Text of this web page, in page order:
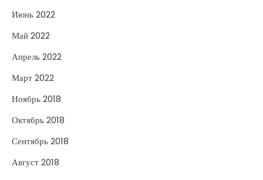
Июнь 2022
Май 2022
Апрель 2022
Март 2022
Ноябрь 2018
Октябрь 2018
Сентябрь 2018
Август 2018